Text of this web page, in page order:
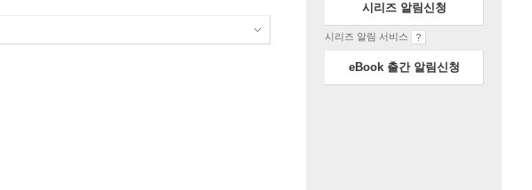
시리즈 알림신청
시리즈 알림 서비스
eBook 출간 알림신청